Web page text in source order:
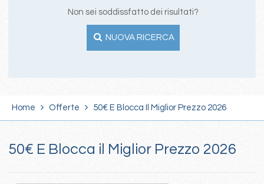
Non sei soddissfatto dei risultati?
NUOVA RICERCA
Home Offerte 50€ E Blocca Il Miglior Prezzo 2026
50€ E Blocca il Miglior Prezzo 2026